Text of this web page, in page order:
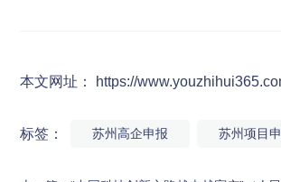
本文网址： https://
标签： 苏州高企申报 苏州项目